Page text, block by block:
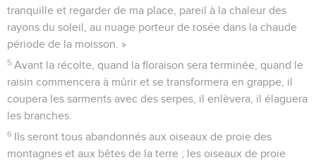
tranquille et regarder de ma place, pareil à la chaleur des
rayons du soleil, au nuage porteur de rosée dans la chaude
période de la moisson. »
5 Avant la récolte, quand la floraison sera terminée, quand le
raisin commencera à mûrir et se transformera en grappe, il
coupera les sarments avec des serpes, il enlèvera, il élaguera
les branches.
6 Ils seront tous abandonnés aux oiseaux de proie des
montagnes et aux bêtes de la terre ; les oiseaux de proie